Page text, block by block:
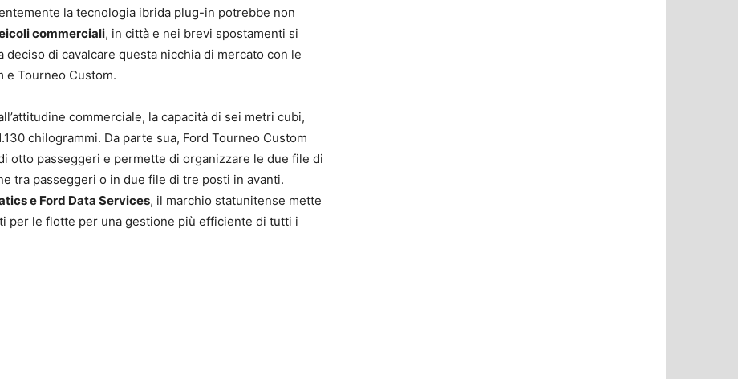
la tecnologia ibrida plug-in potrebbe non
commerciali, in città e nei brevi spostamenti si
di cavalcare questa nicchia di mercato con le
e Tourneo Custom.
commerciale, la capacità di sei metri cubi,
chilogrammi. Da parte sua, Ford Tourneo Custom
otto passeggeri e permette di organizzare le due file di
tra passeggeri o in due file di tre posti in avanti.
e Ford Data Services, il marchio statunitense mette
per le flotte per una gestione più efficiente di tutti i